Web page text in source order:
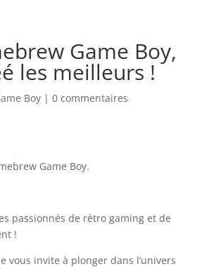
Game Boy,
les meilleurs !
Boy| 0 commentaires
Game Boy.
passionnés de rétro gaming et de
!
vous invite à plonger dans l’univers